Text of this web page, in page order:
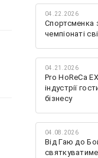
04.22.2026
Спортсменка
чемпіонаті
04.21.2026
Pro HoReCa
індустрії
бізнесу
04.08.2026
Від Гаю до